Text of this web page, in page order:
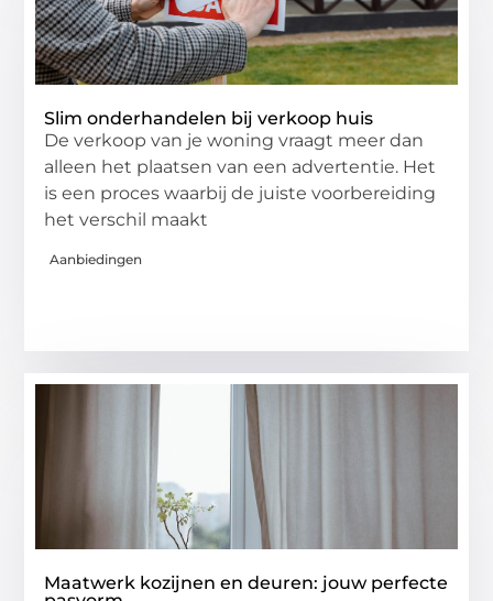
Slim onderhandelen bij verkoop huis
De verkoop van je woning vraagt meer dan
alleen het plaatsen van een advertentie. Het
is een proces waarbij de juiste voorbereiding
het verschil maakt
Aanbiedingen
Maatwerk kozijnen en deuren: jouw perfecte